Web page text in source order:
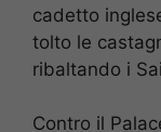
cadetto
tolto le
ribaltando i
Contro il